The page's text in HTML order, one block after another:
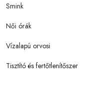
Smink
Női órák
Vízalapú orvosi
Tisztító és fertőtlenítőszer